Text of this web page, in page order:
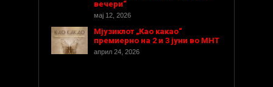
вечери“
мај 12, 2026
Мјузиклот „Као какао“
премиерно на 2 и 3 јуни во МНТ
април 24, 2026